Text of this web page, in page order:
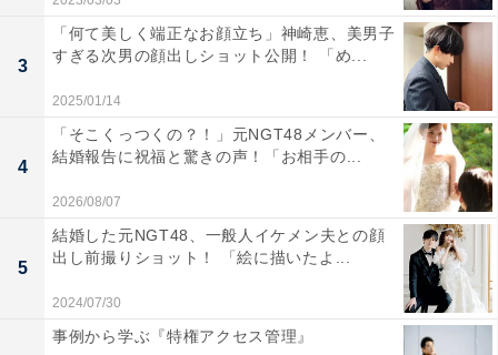
3
「何て美しく端正なお顔立ち」神崎恵、美男子
すぎる次男の顔出しショット公開！ 「め...
2025/01/14
4
「そこくっつくの？！」元NGT48メンバー、
結婚報告に祝福と驚きの声！「お相手の...
2026/08/07
5
結婚した元NGT48、一般人イケメン夫との顔
出し前撮りショット！ 「絵に描いたよ...
2024/07/30
事例から学ぶ『特権アクセス管理』